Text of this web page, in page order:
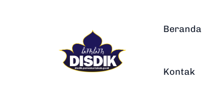
Beranda
Kontak